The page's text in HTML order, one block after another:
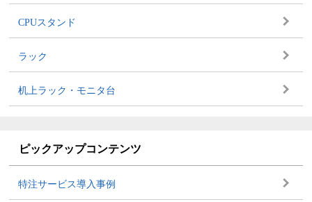
CPUスタンド
ラック
机上ラック・モニタ台
ピックアップコンテンツ
特注サービス導入事例